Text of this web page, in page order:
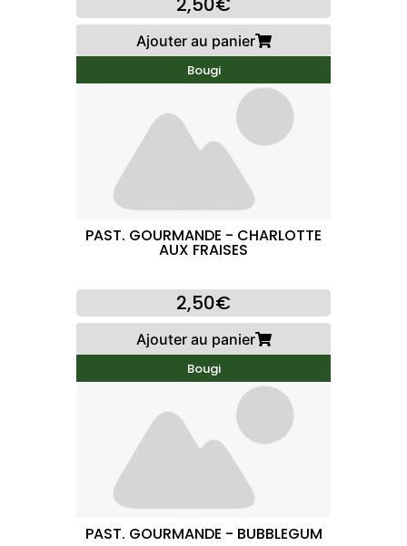
Ajouter au panier
Bougi
PAST. GOURMANDE - CHARLOTTE
AUX FRAISES
2,50€
Ajouter au panier
Bougi
PAST. GOURMANDE - BUBBLEGUM